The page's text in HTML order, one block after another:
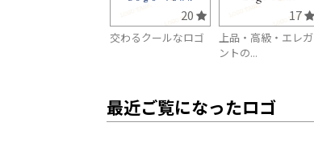
20
交わるクールなロゴ
17
上品・高級・エレガ
ントの...
最近ご覧になったロゴ